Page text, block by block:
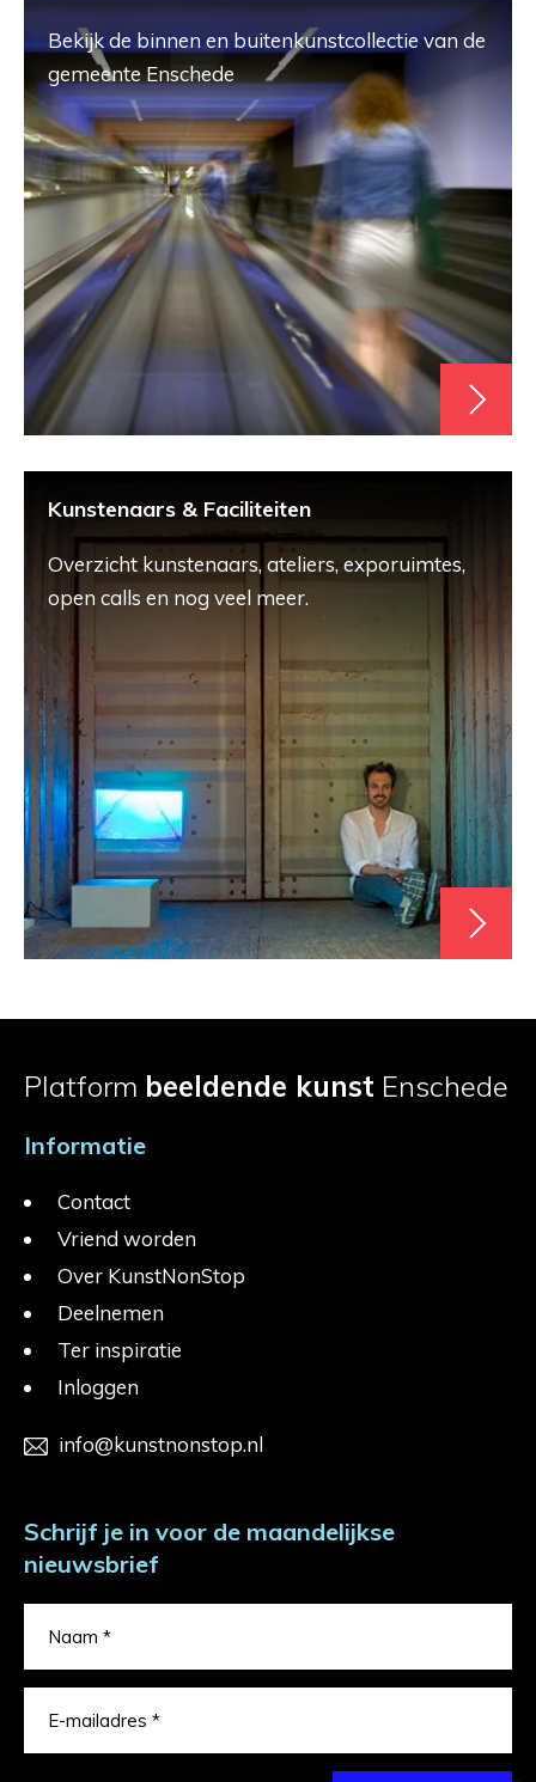
Bekijk de binnen en buitenkunstcollectie van de
gemeente Enschede
Kunstenaars & Faciliteiten
Overzicht kunstenaars, ateliers, exporuimtes,
open calls en nog veel meer.
Platform beeldende kunst Enschede
Informatie
Contact
Vriend worden
Over KunstNonStop
Deelnemen
Ter inspiratie
Inloggen
info@kunstnonstop.nl
Schrijf je in voor de maandelijkse
nieuwsbrief